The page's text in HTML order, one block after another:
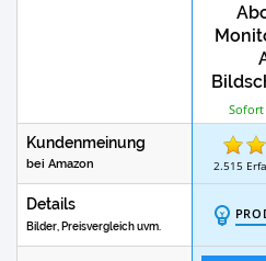
Kundenmeinung
bei Amazon 2.515
Details
Bilder, Preisvergleich uvm.